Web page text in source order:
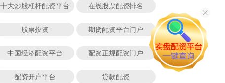
十大炒股杠杆配资平台 在线股票配资排名
股票投资 期货配资平台门户
中国经济配资平台 配资正规配资门户
配资开户平台 贷款配资